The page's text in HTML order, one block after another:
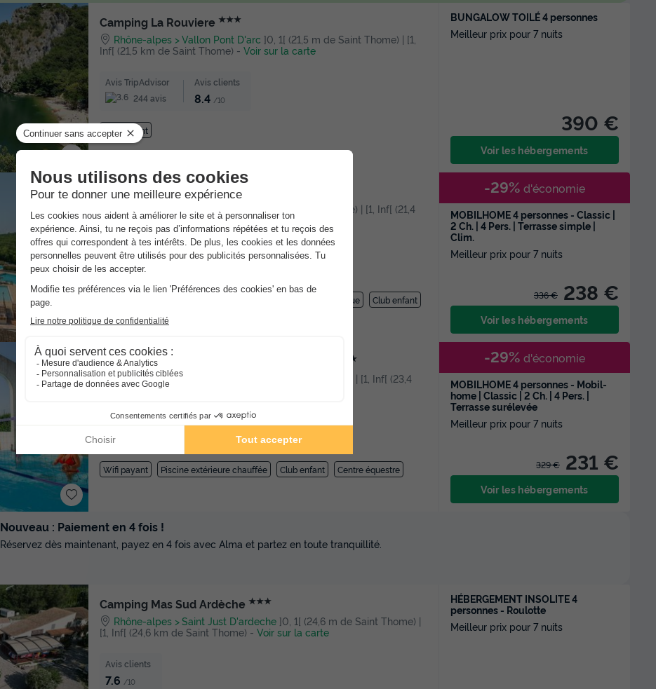
Camping La Rouviere ★★★
Rhône-alpes Vallon Pont D'arc ]0, 1[ (21,5 m de Saint Thome) | [1,
Inf[ (21,5 km de Saint Thome) - Voir sur la carte
Avis TripAdvisor
244 avis
Avis clients
8.4 /10
Wifi payant
BUNGALOW TOILÉ 4 personnes
Meilleur prix pour 7 nuits
390 €
Voir les hébergements
Camping Domaine de Chaussy
Rhône-alpes Lagorce
]0, 1[ (21,4 m de Saint Thome) | [1, Inf[ (21,4
km de Saint Thome)-Voir sur la carte
Avis TripAdvisor
663 avis
Avis clients
Toboggan aquatique
Club enfant
Location de vélos
+ 2
MOBILHOME 4 personnes - Classic |
2 Ch. | 4 Pers. | Terrasse simple |
Clim.
Meilleur prix pour 7 nuits
336 € 238 €
-29% d'économie
Voir les hébergements
Camping Sites et Paysages - Le Petit Bois ★★★★
Rhône-alpes Ruoms
]0, 1[ (23,4 m de Saint Thome) | [1, Inf[ (23,4
km de Saint Thome)
Avis TripAdvisor
Avis clients
Wifi payant Piscine extérieure chauffée Club enfant Centre équestre
MOBILHOME 4 personnes - Mobil-
home | Classic | 2 Ch. | 4 Pers. |
Terrasse surélevée
Meilleur prix pour 7 nuits
329 € 231 €
-29% d'économie
Voir les hébergements
Camping Mas Sud Ardèche ★★★
Rhône-alpes Saint Just D'ardeche ]0, 1[ (24,6 m de Saint Thome) |
[1, Inf[ (24,6 km de Saint Thome) - Voir sur la carte
Avis clients
7.6 /10
HÉBERGEMENT INSOLITE 4
personnes - Roulotte
Meilleur prix pour 7 nuits
Nouveau : Paiement en 4 fois !
Réservez dès maintenant, payez en 4 fois avec Alma et partez en toute tranquillité.